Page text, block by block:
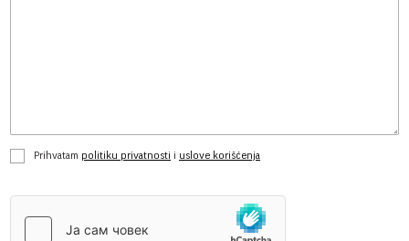
Prihvatam politiku privatnosti i uslove korišćenja